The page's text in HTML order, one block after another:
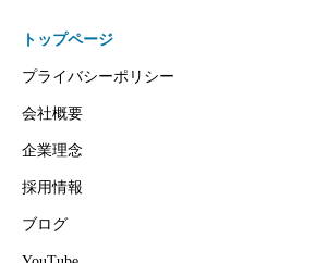
トップページ
プライバシーポリシー
会社概要
企業理念
採用情報
ブログ